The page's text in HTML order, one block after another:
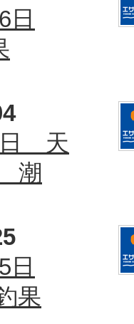
日
日 天
潮
日
果